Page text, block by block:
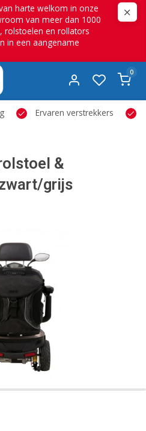
harte welkom in onze
van meer dan 1000
rolstoelen en rollators
in een aangename
0
Ervaren verstrekkers
&
grijs